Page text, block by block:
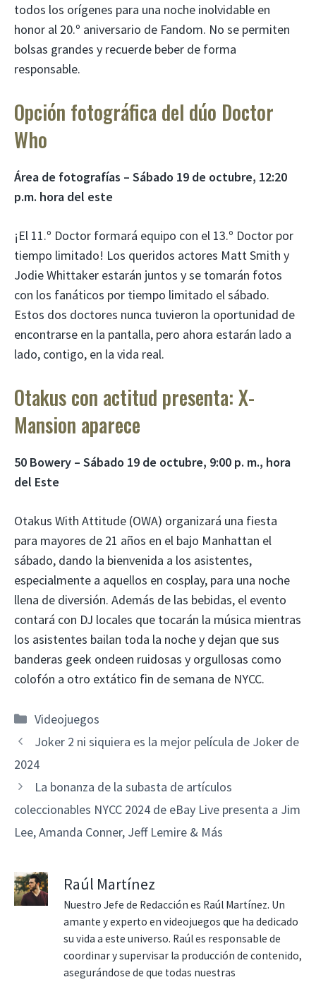
todos los orígenes para una noche inolvidable en
honor al 20.º aniversario de Fandom. No se permiten
bolsas grandes y recuerde beber de forma
responsable.
Opción fotográfica del dúo Doctor
Who
Área de fotografías – Sábado 19 de octubre, 12:20
p.m. hora del este
¡El 11.º Doctor formará equipo con el 13.º Doctor por
tiempo limitado! Los queridos actores Matt Smith y
Jodie Whittaker estarán juntos y se tomarán fotos
con los fanáticos por tiempo limitado el sábado.
Estos dos doctores nunca tuvieron la oportunidad de
encontrarse en la pantalla, pero ahora estarán lado a
lado, contigo, en la vida real.
Otakus con actitud presenta: X-
Mansion aparece
50 Bowery – Sábado 19 de octubre, 9:00 p. m., hora
del Este
Otakus With Attitude (OWA) organizará una fiesta
para mayores de 21 años en el bajo Manhattan el
sábado, dando la bienvenida a los asistentes,
especialmente a aquellos en cosplay, para una noche
llena de diversión. Además de las bebidas, el evento
contará con DJ locales que tocarán la música mientras
los asistentes bailan toda la noche y dejan que sus
banderas geek ondeen ruidosas y orgullosas como
colofón a otro extático fin de semana de NYCC.
Categorías
Videojuegos
Joker 2 ni siquiera es la mejor película de Joker de
2024
La bonanza de la subasta de artículos
coleccionables NYCC 2024 de eBay Live presenta a Jim
Lee, Amanda Conner, Jeff Lemire & Más
Raúl Martínez
Nuestro Jefe de Redacción es Raúl Martínez. Un
amante y experto en videojuegos que ha dedicado
su vida a este universo. Raúl es responsable de
coordinar y supervisar la producción de contenido,
asegurándose de que todas nuestras